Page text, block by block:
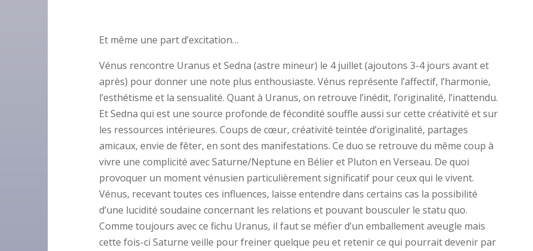
Et même une part d’excitation…
Vénus rencontre Uranus et Sedna (astre mineur) le 4 juillet (ajoutons 3-4 jours avant et
après) pour donner une note plus enthousiaste. Vénus représente l’affectif, l’harmonie,
l’esthétisme et la sensualité. Quant à Uranus, on retrouve l’inédit, l’originalité, l’inattendu.
Et Sedna qui est une source profonde de fécondité souffle aussi sur cette créativité et sur
les ressources intérieures. Coups de cœur, créativité teintée d’originalité, partages
amicaux, envie de fêter, en sont des manifestations. Ce duo se retrouve du même coup à
vivre une complicité avec Saturne/Neptune en Bélier et Pluton en Verseau. De quoi
provoquer un moment vénusien particulièrement significatif pour ceux qui le vivent.
Vénus, recevant toutes ces influences, laisse entendre dans certains cas la possibilité
d’une lucidité soudaine concernant les relations et pouvant bousculer le statu quo.
Comme toujours avec ce fichu Uranus, il faut se méfier d’un emballement aveugle mais
cette fois-ci Saturne veille pour freiner quelque peu et retenir ce qui pourrait devenir par